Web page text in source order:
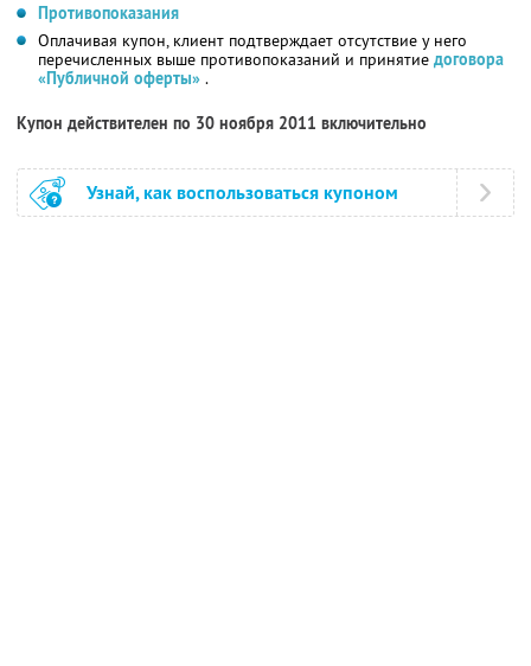
Противопоказания
Оплачивая купон, клиент подтверждает отсутствие у него
перечисленных выше противопоказаний и принятие договора
«Публичной оферты» .
Купон действителен по 30 ноября 2011 включительно
Узнай, как воспользоваться купоном